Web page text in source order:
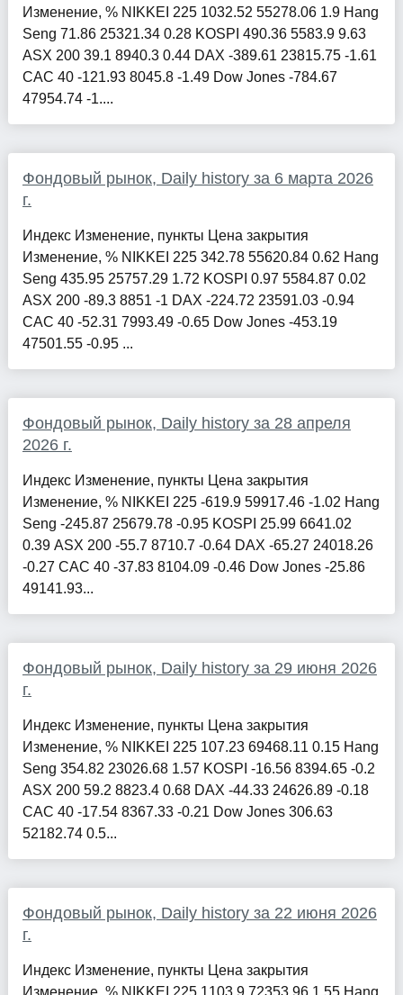
Изменение, % NIKKEI 225 1032.52 55278.06 1.9 Hang
Seng 71.86 25321.34 0.28 KOSPI 490.36 5583.9 9.63
ASX 200 39.1 8940.3 0.44 DAX -389.61 23815.75 -1.61
CAC 40 -121.93 8045.8 -1.49 Dow Jones -784.67
47954.74 -1....
Фондовый рынок, Daily history за 6 марта 2026
г.
Индекс Изменение, пункты Цена закрытия
Изменение, % NIKKEI 225 342.78 55620.84 0.62 Hang
Seng 435.95 25757.29 1.72 KOSPI 0.97 5584.87 0.02
ASX 200 -89.3 8851 -1 DAX -224.72 23591.03 -0.94
CAC 40 -52.31 7993.49 -0.65 Dow Jones -453.19
47501.55 -0.95 ...
Фондовый рынок, Daily history за 28 апреля
2026 г.
Индекс Изменение, пункты Цена закрытия
Изменение, % NIKKEI 225 -619.9 59917.46 -1.02 Hang
Seng -245.87 25679.78 -0.95 KOSPI 25.99 6641.02
0.39 ASX 200 -55.7 8710.7 -0.64 DAX -65.27 24018.26
-0.27 CAC 40 -37.83 8104.09 -0.46 Dow Jones -25.86
49141.93...
Фондовый рынок, Daily history за 29 июня 2026
г.
Индекс Изменение, пункты Цена закрытия
Изменение, % NIKKEI 225 107.23 69468.11 0.15 Hang
Seng 354.82 23026.68 1.57 KOSPI -16.56 8394.65 -0.2
ASX 200 59.2 8823.4 0.68 DAX -44.33 24626.89 -0.18
CAC 40 -17.54 8367.33 -0.21 Dow Jones 306.63
52182.74 0.5...
Фондовый рынок, Daily history за 22 июня 2026
г.
Индекс Изменение, пункты Цена закрытия